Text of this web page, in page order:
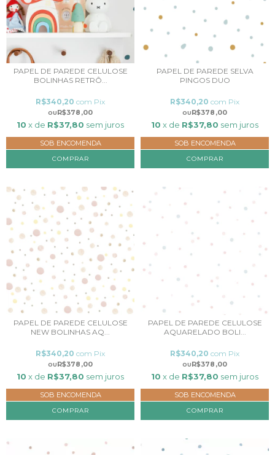
PAPEL DE PAREDE CELULOSE
BOLINHAS RETRÔ...
R$378,00
R$340,20 com Pix
10 x de R$37,80 sem juros
SOB ENCOMENDA
COMPRAR
PAPEL DE PAREDE SELVA
PINGOS DUO
R$378,00
R$340,20 com Pix
10 x de R$37,80 sem juros
SOB ENCOMENDA
COMPRAR
PAPEL DE PAREDE CELULOSE
NEW BOLINHAS AQ...
R$378,00
R$340,20 com Pix
10 x de R$37,80 sem juros
SOB ENCOMENDA
COMPRAR
PAPEL DE PAREDE CELULOSE
AQUARELADO BOLI...
R$378,00
R$340,20 com Pix
10 x de R$37,80 sem juros
SOB ENCOMENDA
COMPRAR